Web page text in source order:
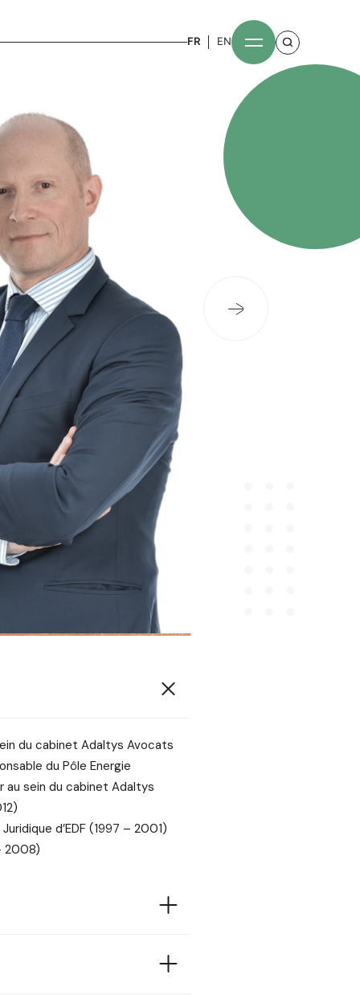
FR EN
du cabinet Adaltys Avocats
du Pôle Energie
au sein du cabinet Adaltys
d’EDF (1997 – 2001)
2008)